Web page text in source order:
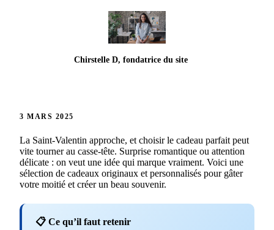
Chirstelle D, fondatrice du site
3 MARS 2025
La Saint-Valentin approche, et choisir le cadeau parfait peut
vite tourner au casse-tête. Surprise romantique ou attention
délicate : on veut une idée qui marque vraiment. Voici une
sélection de cadeaux originaux et personnalisés pour gâter
votre moitié et créer un beau souvenir.
📋 Ce qu’il faut retenir